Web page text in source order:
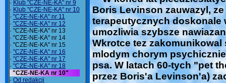
· Klub "CZE-NE-KA" nr 9
· Klub "CZE-NE-KA" nr 10
· "CZE-NE-KA" nr 11
· "CZE-NE-KA" nr 12
· "CZE-NE-KA" nr 13
· "CZE-NE-KA" nr 14
· "CZE-NE-KA" nr 15
· "CZE-NE-KA" nr 16
· "CZE-NE-KA" nr 17
· "CZE-NE-KA" nr 18
"CZE-NE-KA nr 10"
· Od redakcji
Boris Levinson zauwazyl,
terapeutycznych doskonale
umozliwia szybsze
Wkrotce tez
mlodym chorym
psa. W latach 60-tych "pet
przez Boris'a Levinson'a)